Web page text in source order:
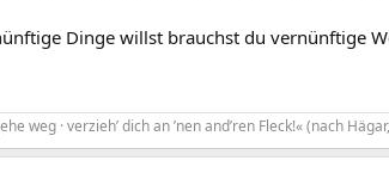
Dinge willst brauchst du vernünftige
weg · verzieh’ dich an ’nen and’ren Fleck!« (nach